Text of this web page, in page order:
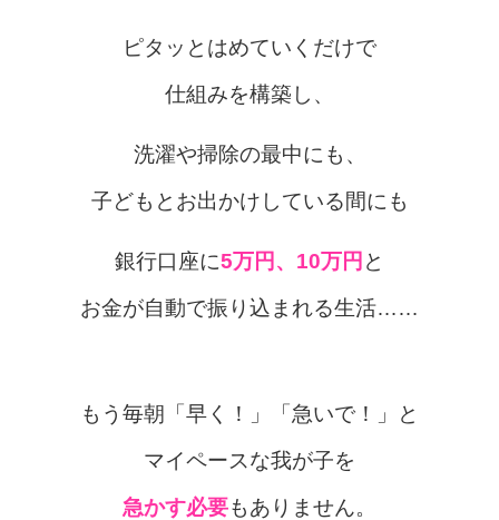
ピタッとはめていくだけで
仕組みを構築し、
洗濯や掃除の最中にも、
子どもとお出かけしている間にも
銀行口座に5万円、10万円 と
お金が自動で振り込まれる生活……
もう毎朝「早く！」「急いで！」と
マイペースな我が子を
急かす必要もありません。